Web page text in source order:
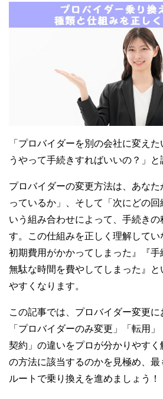
「プロバイダーを別の会社に変え
うやって手続きすればいいの？」と
プロバイダーの変更方法は、あな
っているか」、そして「次にどの
いう組み合わせによって、手続きの
す。この仕組みを正しく理解してい
初期費用がかかってしまった』『
無駄な時間を費やしてしまった』と
やすくなります。
この記事では、プロバイダー変更に
「プロバイダーのみ変更」「転用
契約」の違いをプロが分かりやす
の方法に該当するのかを見極め、
ルートで乗り換えを進めましょう！